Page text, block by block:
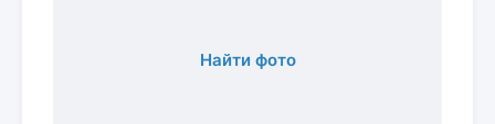
Найти фото